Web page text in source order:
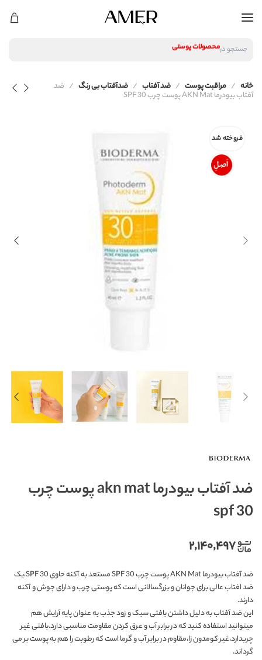
جستجو درمحصولات مراقبت مو
محصولات پوستی
محصولات مراقبت مو
خانه مراقبت پوست ضد آفتاب ضدآفتاب بی رنگ ضد
آفتاب بیودرما AKN Mat پوست چرب SPF 30
فروخته شد
ضد آفتاب بیودرما akn mat پوست چرب
spf 30
۲,۱۴۰,۴۹۷
ضد آفتاب بیودرما AKN Mat پوست چرب SPF 30 مستعد به آکنه حاوی SPF 30،یک
ضد افتاب عالی برای جوانان و بزرگسالانی است که پوستی چرب و دارای جوش و آکنه
دارند.
این ضد آفتاب به دلیل داشتن بافتی سبک و زود جذب به عنوان پایه آرایش هم
میتوانید استفاده کنید که در برابر آب و عرق کردن مقاومت مناسبی دارد.بافتی غیر
چربدارد،غیر کومدون زا،مقاوم در برابر آب و گرما است که رطوبت را هم به پوست بر می
گرداند.